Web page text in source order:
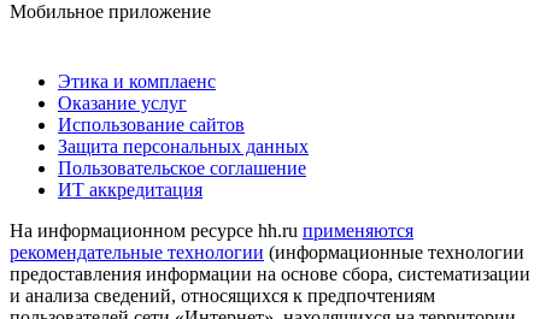
Мобильное приложение
Этика и комплаенс
Оказание услуг
Использование сайтов
Защита персональных данных
Пользовательское соглашение
ИТ аккредитация
На информационном ресурсе hh.ru применяются
рекомендательные технологии (информационные технологии
предоставления информации на основе сбора, систематизации
и анализа сведений, относящихся к предпочтениям